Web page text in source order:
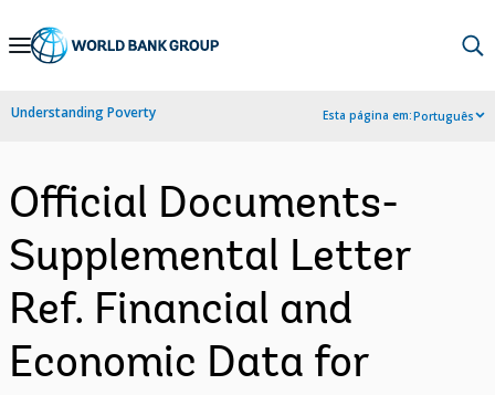
Skip
Navigation
Understanding Poverty Esta página em:Português
Official Documents-
Supplemental Letter
Ref. Financial and
Economic Data for